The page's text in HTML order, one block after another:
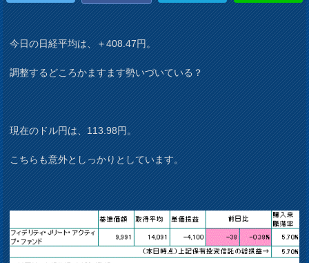
今日の日経平均は、＋408.47円。
調整するどころかますます勢いづいている？
現在のドル円は、113.98円。
こちらも意外としっかりとしています。